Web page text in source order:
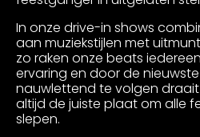
In onze drive-in shows
aan muziekstijlen met
zo raken onze beats
ervaring en door de
nauwlettend te volgen draait
altijd de juiste plaat om alle
slepen.